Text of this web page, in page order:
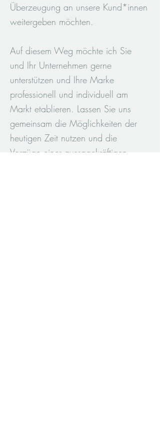
Überzeugung an unsere Kund*innen
weitergeben möchten.
Auf diesem Weg möchte ich Sie
und Ihr Unternehmen gerne
unterstützen und Ihre Marke
professionell und individuell am
Markt etablieren. Lassen Sie uns
gemeinsam die Möglichkeiten der
heutigen Zeit nutzen und die
Vorzüge einer aussagekräftigen